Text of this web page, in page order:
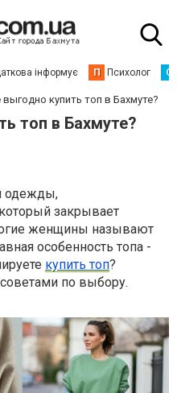
інформує П Психолог С
выгодно купить топ в Бахмуте?
топ в Бахмуте?
одежды,
закрывает
женщины называют
особенность топа -
купить топ?
по выбору.